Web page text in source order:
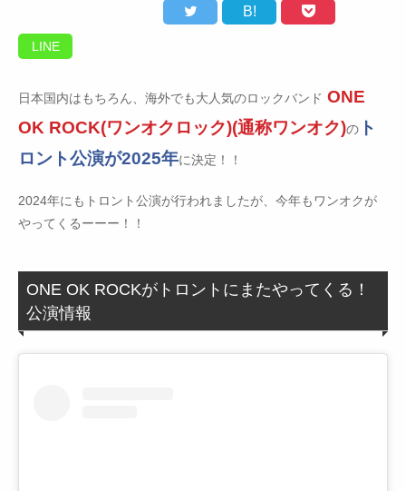
B!
LINE
日本国内はもちろん、海外でも大人気のロックバンド ONE
OK ROCK(ワンオクロック)(通称ワンオク)の ト
ロント公演が2025年に決定！！
2024年にもトロント公演が行われましたが、今年もワンオクが
やってくるーーー！！
ONE OK ROCKがトロントにまたやってくる！
公演情報